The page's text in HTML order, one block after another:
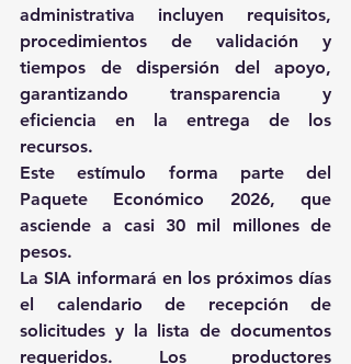
administrativa incluyen requisitos,
procedimientos de validación y
tiempos de dispersión del apoyo,
garantizando transparencia y
eficiencia en la entrega de los
recursos.
Este estímulo forma parte del
Paquete Económico 2026, que
asciende a casi 30 mil millones de
pesos.
La SIA informará en los próximos días
el calendario de recepción de
solicitudes y la lista de documentos
requeridos. Los productores